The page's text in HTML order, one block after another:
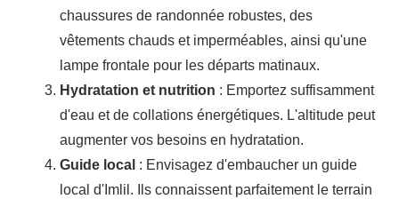
chaussures de randonnée robustes, des
vêtements chauds et imperméables, ainsi qu'une
lampe frontale pour les départs matinaux.
Hydratation et nutrition : Emportez suffisamment
d'eau et de collations énergétiques. L'altitude peut
augmenter vos besoins en hydratation.
Guide local : Envisagez d'embaucher un guide
local d'Imlil. Ils connaissent parfaitement le terrain